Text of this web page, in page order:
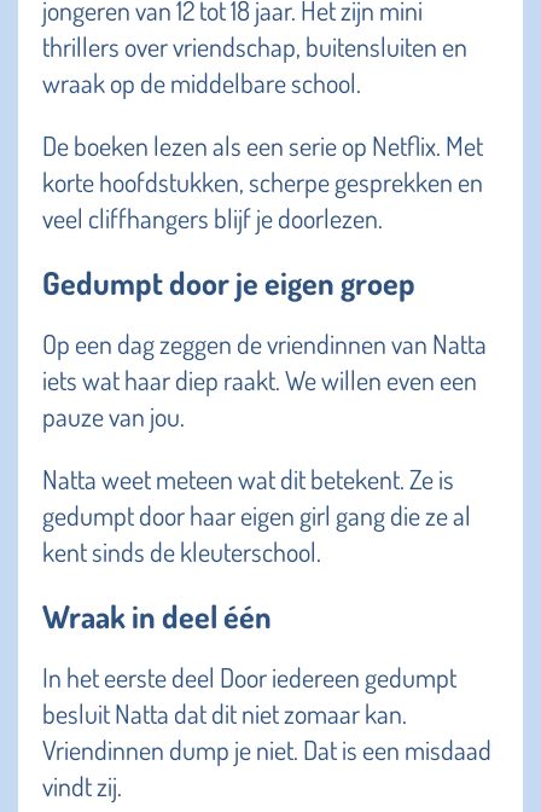
jongeren van 12 tot 18 jaar. Het zijn mini
thrillers over vriendschap, buitensluiten en
wraak op de middelbare school.
De boeken lezen als een serie op Netflix. Met
korte hoofdstukken, scherpe gesprekken en
veel cliffhangers blijf je doorlezen.
Gedumpt door je eigen groep
Op een dag zeggen de vriendinnen van Natta
iets wat haar diep raakt. We willen even een
pauze van jou.
Natta weet meteen wat dit betekent. Ze is
gedumpt door haar eigen girl gang die ze al
kent sinds de kleuterschool.
Wraak in deel één
In het eerste deel Door iedereen gedumpt
besluit Natta dat dit niet zomaar kan.
Vriendinnen dump je niet. Dat is een misdaad
vindt zij.